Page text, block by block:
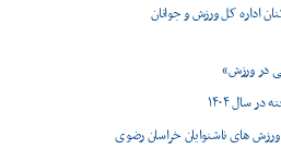
اداره کل ورزش و جوانان
در ورزش»
های ناشنوایان خراسان رضوی